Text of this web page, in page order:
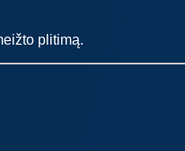
plitimą.